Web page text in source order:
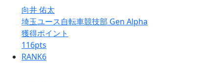
向井 佑太
埼玉ユース自転車競技部 Gen Alpha
獲得ポイント
116pts
RANK6